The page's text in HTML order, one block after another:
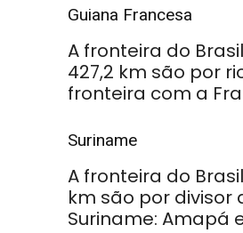
Guiana Francesa
A fronteira do
427,2 km são por
fronteira com a
Suriname
A fronteira do
km são por divisor
Suriname: Amapá